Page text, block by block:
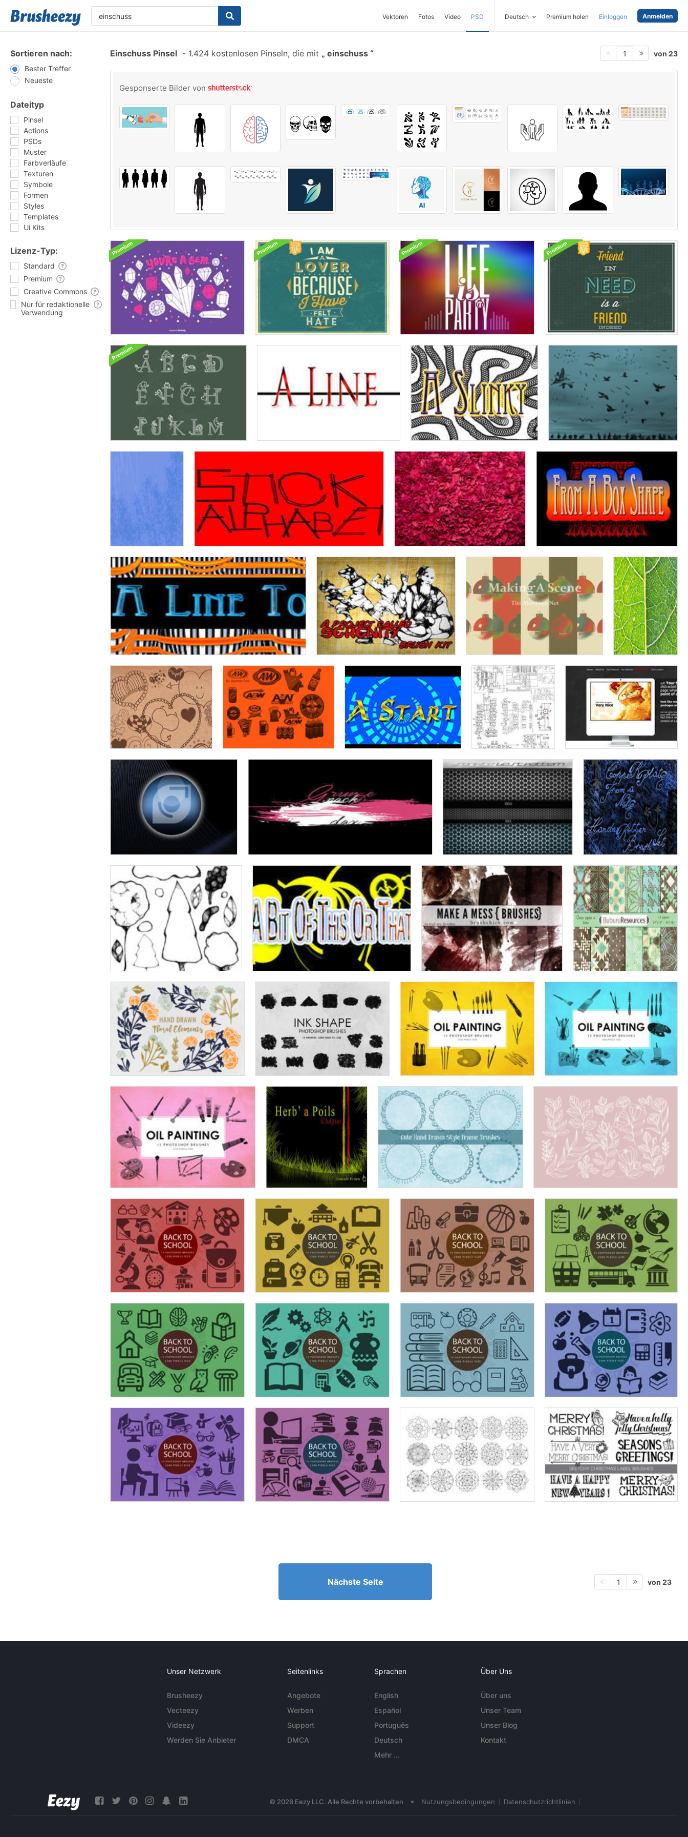
Vektoren Fotos Video PSD Deutsch Premium holen Einloggen Anmelden
Sortieren nach:
Bester Treffer
Neueste
Dateityp
Pinsel
Actions
PSDs
Muster
Farbverläufe
Texturen
Symbole
Formen
Styles
Templates
Ui Kits
Lizenz-Typ:
Standard
Premium
Creative Commons
Nur für redaktionelle
Verwendung
Einschuss Pinsel - 1.424 kostenlosen Pinseln, die mit einschuss 1 von 23
Gesponserte Bilder von
Nächste Seite 1 von 23
Unser Netzwerk
Brusheezy
Vecteezy
Videezy
Werden Sie Anbieter
Seitenlinks
Angebote
Werben
Support
DMCA
Sprachen
English
Español
Português
Deutsch
Mehr ...
Über Uns
Über uns
Unser Team
Unser Blog
Kontakt
© 2026 Eezy LLC. Alle Rechte vorbehalten • Nutzungsbedingungen Datenschutzrichtlinien